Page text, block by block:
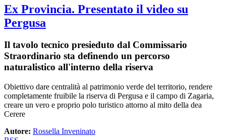
Ex Provincia. Presentato il video su
Pergusa
Il tavolo tecnico presieduto dal Commissario
Straordinario sta definendo un percorso
naturalistico all'interno della riserva
Obiettivo dare centralità al patrimonio verde del territorio, rendere
completamente fruibile la riserva di Pergusa e il campo di Zagaria,
creare un vero e proprio polo turistico attorno al mito della dea
Cerere
Autore: Rossella Inveninato